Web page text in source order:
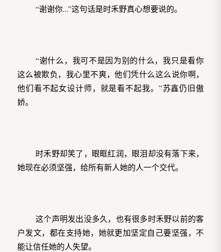
“谢谢你...”这句话是时禾野真心想要说的。
“谢什么，我可不是因为别的什么，我只是看你
这么被欺负，我心里不爽，他们凭什么这么说你啊，
他们看不起女设计师，就是看不起我。”苏鑫仍旧傲
娇。
时禾野却笑了，眼眶红润，眼泪却没有落下来，
她现在必须坚强，给所有新人她的人一个交代。
这个声明发出没多久，也有很多时禾野以前的客
户发文，都在支持她，她就更加坚定自己要坚强，不
能让信任她的人失望。